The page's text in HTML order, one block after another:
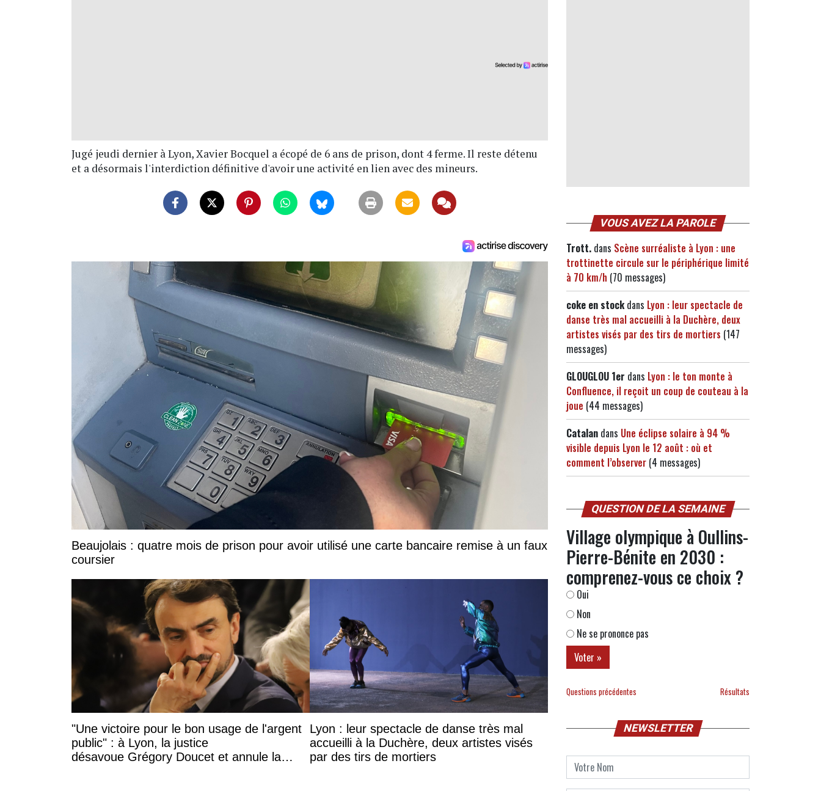
Jugé jeudi dernier à Lyon, Xavier Bocquel a écopé de 6 ans de prison, dont 4 ferme. Il reste détenu
et a désormais l'interdiction définitive d'avoir une activité en lien avec des mineurs.
Beaujolais : quatre mois de prison pour avoir utilisé une carte bancaire remise à un faux
coursier
"Une victoire pour le bon usage de l'argent
public" : à Lyon, la justice
désavoue Grégory Doucet et annule la
Lyon : leur spectacle de danse très mal
accueilli à la Duchère, deux artistes visés
par des tirs de mortiers
VOUS AVEZ LA PAROLE
Trott. dans Scène surréaliste à Lyon : une
trottinette circule sur le périphérique limité
à 70 km/h (70 messages)
coke en stockdans Lyon : leur spectacle de
danse très mal accueilli à la Duchère, deux
artistes visés par des tirs de mortiers (147
messages)
GLOUGLOU 1er dans Lyon : le ton monte à
Confluence, il reçoit un coup de couteau à la
joue (44 messages)
Catalan dans Une éclipse solaire à 94 %
visible depuis Lyon le 12 août : où et
comment l’observer (4 messages)
QUESTION DE LA SEMAINE
Village olympique à Oullins-
Pierre-Bénite en 2030 :
comprenez-vous ce choix ?
Oui
Non
Ne se prononce pas
Questions précédentes Résultats
NEWSLETTER